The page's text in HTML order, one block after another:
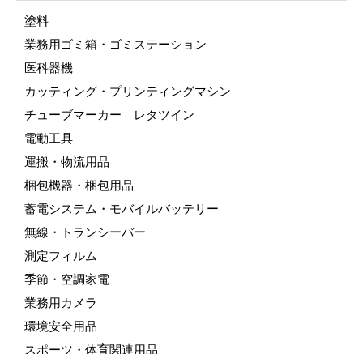
塗料
業務用ゴミ箱・ゴミステーション
医科器機
カッティング・プリンティングマシン
チューブマーカー レタツイン
電動工具
運搬・物流用品
梱包機器・梱包用品
蓄電システム・モバイルバッテリー
無線・トランシーバー
測定フィルム
季節・空調家電
業務用カメラ
環境安全用品
スポーツ・体育関連用品